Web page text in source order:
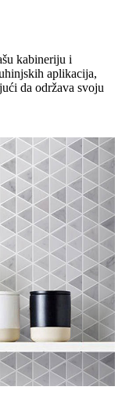
kabineriju i
aplikacija,
da održava svoju